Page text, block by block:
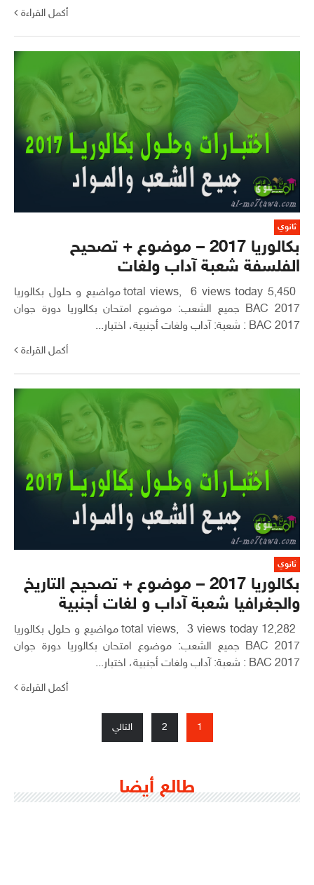
أكمل القراءة
ثانوي
بكالوريا 2017 – موضوع + تصحيح
الفلسفة شعبة آداب ولغات
5,450 total views, 6 views today مواضيع و حلول بكالوريا
2017 BAC جميع الشعب: موضوع امتحان بكالوريا دورة جوان
2017 BAC : شعبة: آداب ولغات أجنبية، اختبار...
أكمل القراءة
ثانوي
بكالوريا 2017 – موضوع + تصحيح التاريخ
والجغرافيا شعبة آداب و لغات أجنبية
12,282 total views, 3 views today مواضيع و حلول بكالوريا
2017 BAC جميع الشعب: موضوع امتحان بكالوريا دورة جوان
2017 BAC : شعبة: آداب ولغات أجنبية، اختبار...
أكمل القراءة
1
2 التالي
طالع أيضا